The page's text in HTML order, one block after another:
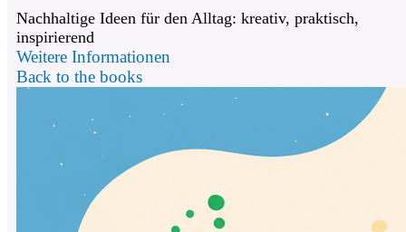
Nachhaltige Ideen für den Alltag: kreativ, praktisch,
inspirierend
Weitere Informationen
Back to the books